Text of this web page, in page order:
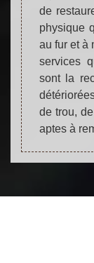
de
physique
au fur et à
services
sont la
de trou,
aptes à